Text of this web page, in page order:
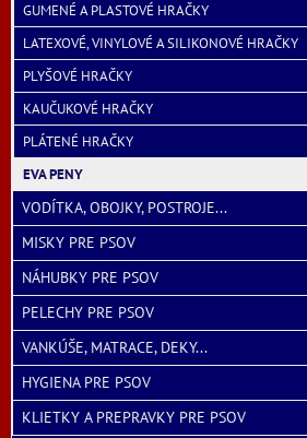
GUMENÉ A PLASTOVÉ HRAČKY
LATEXOVÉ, VINYLOVÉ A SILIKONOVÉ HRAČKY
PLYŠOVÉ HRAČKY
KAUČUKOVÉ HRAČKY
PLÁTENÉ HRAČKY
EVA PENY
VODÍTKA, OBOJKY, POSTROJE...
MISKY PRE PSOV
NÁHUBKY PRE PSOV
PELECHY PRE PSOV
VANKÚŠE, MATRACE, DEKY...
HYGIENA PRE PSOV
KLIETKY A PREPRAVKY PRE PSOV